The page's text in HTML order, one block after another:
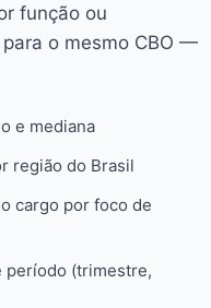
função ou
o mesmo CBO —
e mediana
região do Brasil
cargo por foco de
período (trimestre,